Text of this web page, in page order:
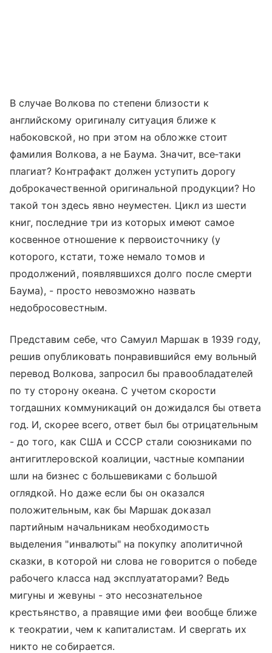
В случае Волкова по степени близости к
английскому оригиналу ситуация ближе к
набоковской, но при этом на обложке стоит
фамилия Волкова, а не Баума. Значит, все‑таки
плагиат? Контрафакт должен уступить дорогу
доброкачественной оригинальной продукции? Но
такой тон здесь явно неуместен. Цикл из шести
книг, последние три из которых имеют самое
косвенное отношение к первоисточнику (у
которого, кстати, тоже немало томов и
продолжений, появлявшихся долго после смерти
Баума), - просто невозможно назвать
недобросовестным.
Представим себе, что Самуил Маршак в 1939 году,
решив опубликовать понравившийся ему вольный
перевод Волкова, запросил бы правообладателей
по ту сторону океана. С учетом скорости
тогдашних коммуникаций он дожидался бы ответа
год. И, скорее всего, ответ был бы отрицательным
- до того, как США и CCCP стали союзниками по
антигитлеровской коалиции, частные компании
шли на бизнес с большевиками с большой
оглядкой. Но даже если бы он оказался
положительным, как бы Маршак доказал
партийным начальникам необходимость
выделения "инвалюты" на покупку аполитичной
сказки, в которой ни слова не говорится о победе
рабочего класса над эксплуататорами? Ведь
мигуны и жевуны - это несознательное
крестьянство, а правящие ими феи вообще ближе
к теократии, чем к капиталистам. И свергать их
никто не собирается.